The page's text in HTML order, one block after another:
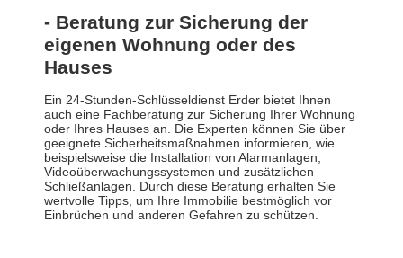
- Beratung zur Sicherung der
eigenen Wohnung oder des
Hauses
Ein 24-Stunden-Schlüsseldienst Erder bietet Ihnen
auch eine Fachberatung zur Sicherung Ihrer Wohnung
oder Ihres Hauses an. Die Experten können Sie über
geeignete Sicherheitsmaßnahmen informieren, wie
beispielsweise die Installation von Alarmanlagen,
Videoüberwachungssystemen und zusätzlichen
Schließanlagen. Durch diese Beratung erhalten Sie
wertvolle Tipps, um Ihre Immobilie bestmöglich vor
Einbrüchen und anderen Gefahren zu schützen.